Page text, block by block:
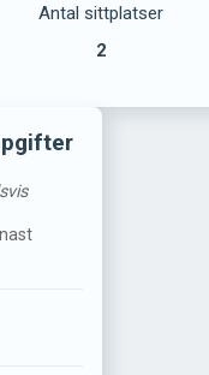
Antal sittplatser
2